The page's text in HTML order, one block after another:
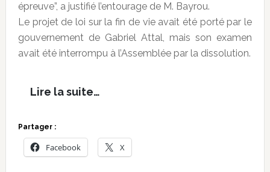
épreuve”, a justifié l’entourage de M. Bayrou.
Le projet de loi sur la fin de vie avait été porté par le
gouvernement de Gabriel Attal, mais son examen
avait été interrompu à l’Assemblée par la dissolution.
Lire la suite…
Partager :
Facebook X